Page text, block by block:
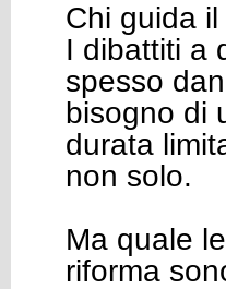
Chi guida
I dibattiti a
spesso
bisogno di
durata
non solo.
Ma quale
riforma